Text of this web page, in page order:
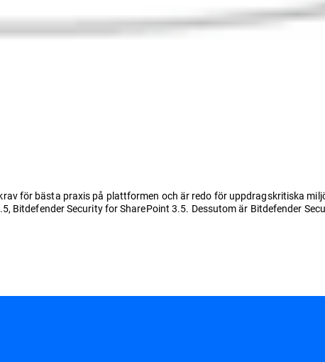
för bästa praxis på plattformen och är redo för uppdragskritiska
Bitdefender Security for SharePoint 3.5. Dessutom är Bitdefender